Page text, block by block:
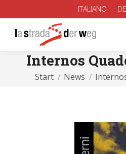
ITALIANO
Internos
Sie befinden sich
Start News